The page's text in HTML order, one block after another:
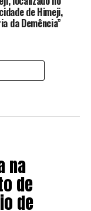
de Himeji,
da Demência”
na
de
de